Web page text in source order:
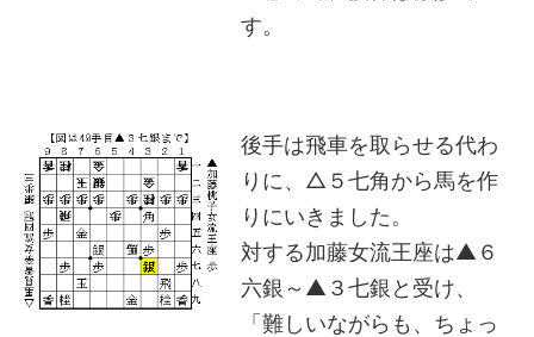
す。
後手は飛車を取らせる代わ
りに、△５七角から馬を作
りにいきました。
対する加藤女流王座は▲６
六銀～▲３七銀と受け、
「難しいながらも、ちょっ